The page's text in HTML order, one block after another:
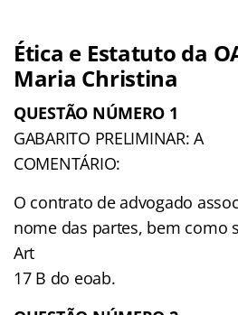
Ética e Estatuto da
Maria Christina
QUESTÃO NÚMERO 1
GABARITO PRELIMINAR: A
COMENTÁRIO:
O contrato de advogado
nome das partes, bem como
Art
17 B do eoab.